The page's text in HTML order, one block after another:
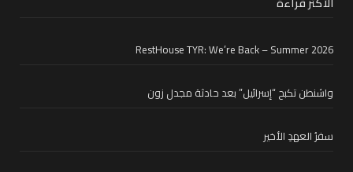
RestHouse TYR: We’re Back – Summer 2026
واشنطن تكبح “إسرائيل” بعد حادثة مجدل زون
سفرُ العهدِ الأخير